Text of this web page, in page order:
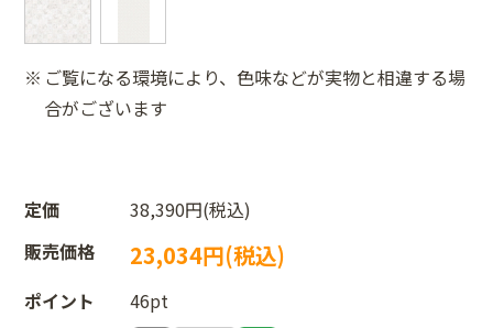
ご覧になる環境により、色味などが実物と相違する場
合がございます
定価
38,390円(税込)
販売価格
23,034円(税込)
ポイント
46pt